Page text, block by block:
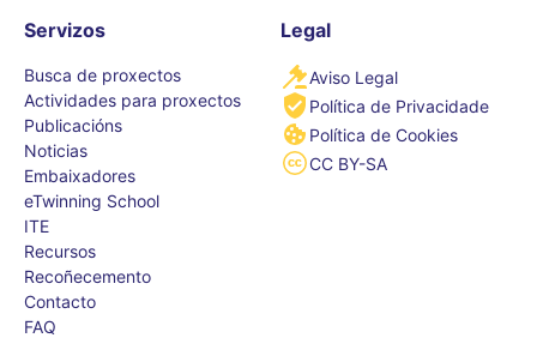
Servizos
Busca de proxectos
Actividades para proxectos
Publicacións
Noticias
Embaixadores
eTwinning School
ITE
Recursos
Recoñecemento
Contacto
FAQ
Legal
Aviso Legal
Política de Privacidade
Política de Cookies
CC BY-SA